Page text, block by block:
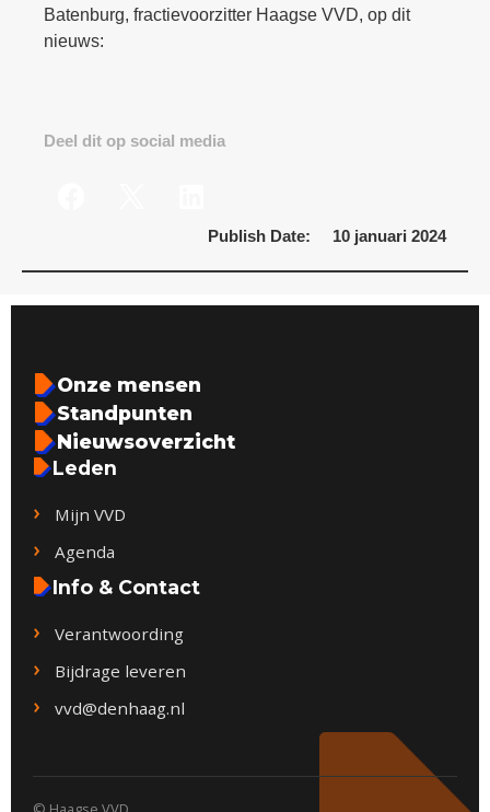
Batenburg, fractievoorzitter Haagse VVD, op dit
nieuws:
Deel dit op social media
Publish Date: 10 januari 2024
Onze mensen
Standpunten
Nieuwsoverzicht
Leden
Mijn VVD
Agenda
Info & Contact
Verantwoording
Bijdrage leveren
vvd@denhaag.nl